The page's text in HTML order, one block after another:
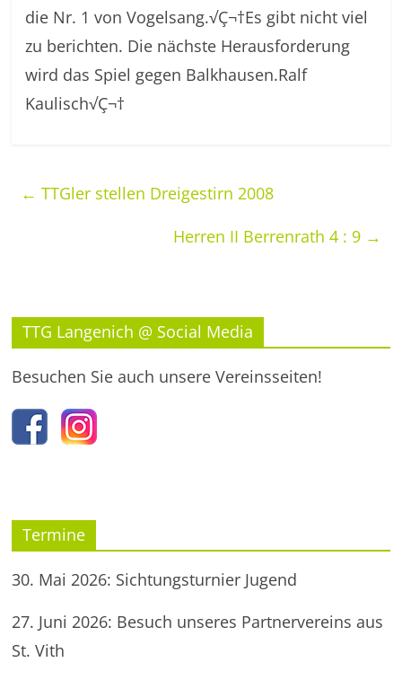
die Nr. 1 von Vogelsang.√Ç¬†Es gibt nicht viel
zu berichten. Die nächste Herausforderung
wird das Spiel gegen Balkhausen.Ralf
Kaulisch√Ç¬†
← TTGler stellen Dreigestirn 2008
Herren II Berrenrath 4 : 9 →
TTG Langenich @ Social Media
Besuchen Sie auch unsere Vereinsseiten!
Termine
30. Mai 2026: Sichtungsturnier Jugend
27. Juni 2026: Besuch unseres Partnervereins aus
St. Vith